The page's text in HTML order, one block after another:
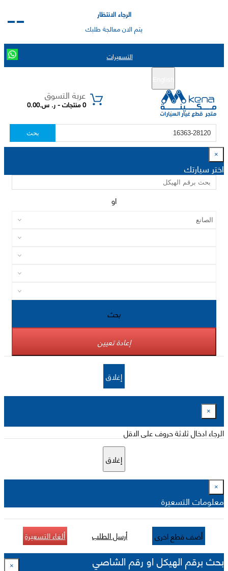
الرجاء الانتظار
يتم الان معالجة طلبك
التسعيرات
عربة التسوق
0 منتجات - ر. س.0.00
بحث
×
اختر سيارتك
او
بحث
إعادة تعيين
إغلاق
×
الرجاء ادخال ثلاثة حروف على الاقل
إغلاق
×
معلومات التسعيرة
أضف قطع اخرى أرسل الطلب ألغاء التسعيرة
بحث برقم الهيكل او رقم الشاصي ×